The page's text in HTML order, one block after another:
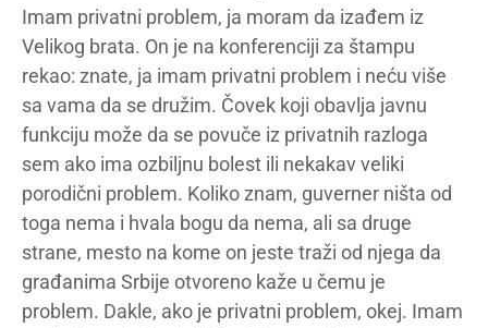
Imam privatni problem, ja moram da izađem iz
Velikog brata. On je na konferenciji za štampu
rekao: znate, ja imam privatni problem i neću više
sa vama da se družim. Čovek koji obavlja javnu
funkciju može da se povuče iz privatnih razloga
sem ako ima ozbiljnu bolest ili nekakav veliki
porodični problem. Koliko znam, guverner ništa od
toga nema i hvala bogu da nema, ali sa druge
strane, mesto na kome on jeste traži od njega da
građanima Srbije otvoreno kaže u čemu je
problem. Dakle, ako je privatni problem, okej. Imam